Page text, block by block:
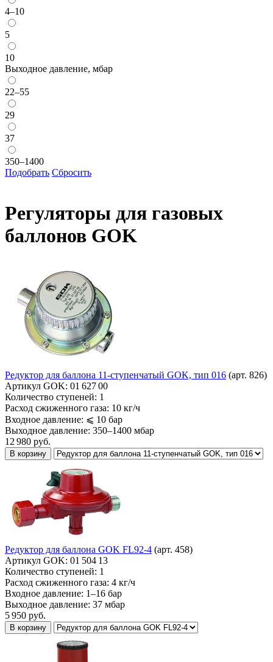
4–10
5
10
Выходное давление, мбар
22–55
29
37
350–1400
Подобрать Сбросить
Регуляторы для газовых
баллонов GOK
Редуктор для баллона 11-ступенчатый GOK, тип 016 (арт. 826)
Артикул GOK: 01 627 00
Количество ступеней: 1
Расход сжиженного газа: 10 кг/ч
Входное давление: ⩽ 10 бар
Выходное давление: 350–1400 мбар
12 980 руб.
В корзину
Редуктор для баллона GOK FL92-4 (арт. 458)
Артикул GOK: 01 504 13
Количество ступеней: 1
Расход сжиженного газа: 4 кг/ч
Входное давление: 1–16 бар
Выходное давление: 37 мбар
5 950 руб.
В корзину